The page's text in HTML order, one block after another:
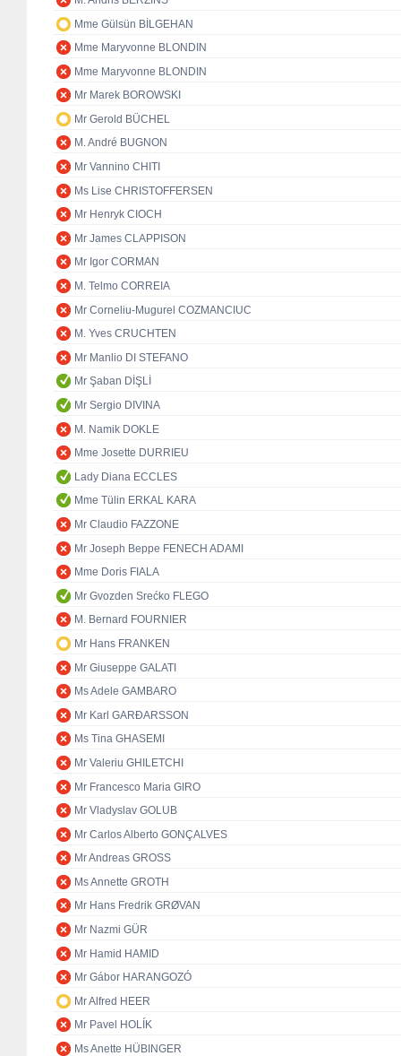
Mme Gülsün BİLGEHAN
Mme Maryvonne BLONDIN
Mme Maryvonne BLONDIN
Mr Marek BOROWSKI
Mr Gerold BÜCHEL
M. André BUGNON
Mr Vannino CHITI
Ms Lise CHRISTOFFERSEN
Mr Henryk CIOCH
Mr James CLAPPISON
Mr Igor CORMAN
M. Telmo CORREIA
Mr Corneliu-Mugurel COZMANCIUC
M. Yves CRUCHTEN
Mr Manlio DI STEFANO
Mr Şaban DİŞLİ
Mr Sergio DIVINA
M. Namik DOKLE
Mme Josette DURRIEU
Lady Diana ECCLES
Mme Tülin ERKAL KARA
Mr Claudio FAZZONE
Mr Joseph Beppe FENECH ADAMI
Mme Doris FIALA
Mr Gvozden Srećko FLEGO
M. Bernard FOURNIER
Mr Hans FRANKEN
Mr Giuseppe GALATI
Ms Adele GAMBARO
Mr Karl GARÐARSSON
Ms Tina GHASEMI
Mr Valeriu GHILETCHI
Mr Francesco Maria GIRO
Mr Vladyslav GOLUB
Mr Carlos Alberto GONÇALVES
Mr Andreas GROSS
Ms Annette GROTH
Mr Hans Fredrik GRØVAN
Mr Nazmi GÜR
Mr Hamid HAMID
Mr Gábor HARANGOZÓ
Mr Alfred HEER
Mr Pavel HOLÍK
Ms Anette HÜBINGER